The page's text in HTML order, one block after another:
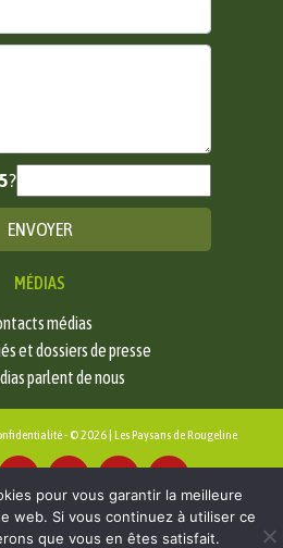
?
MÉDIAS
médias
et dossiers de presse
parlent de nous
- © 2026 | Les Paysans de Rougeline
pour vous garantir la meilleure
web. Si vous continuez à utiliser ce
que vous en êtes satisfait.